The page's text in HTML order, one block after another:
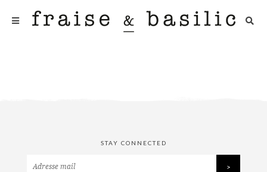
STAY CONNECTED